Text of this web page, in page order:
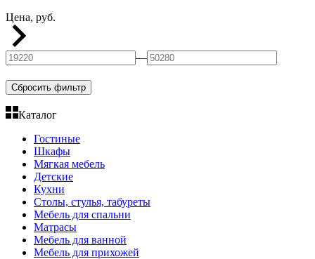
Цена, руб.
—
Сбросить фильтр
Каталог
Гостиные
Шкафы
Мягкая мебель
Детские
Кухни
Столы, стулья, табуреты
Мебель для спальни
Матрасы
Мебель для ванной
Мебель для прихожей